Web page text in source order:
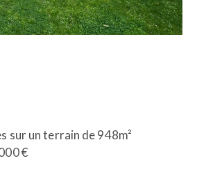
sur un terrain de 948m²
€